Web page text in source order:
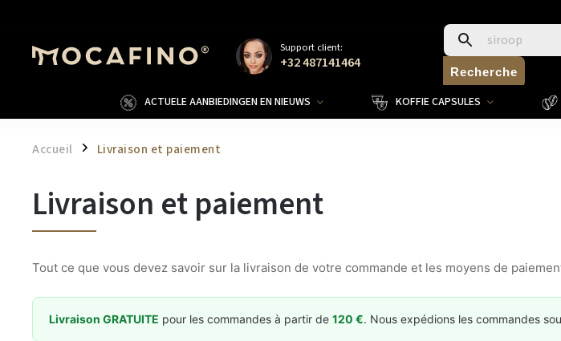
Support client:
+32 487141464 Recherche
ACTUELE AANBIEDINGEN EN NIEUWS KOFFIE CAPSULES
Accueil / Livraison et paiement
Livraison et paiement
Tout ce que vous devez savoir sur la livraison de votre commande et les moyens de
Livraison GRATUITE pour les commandes à partir de 120 €. Nous expédions les commandes